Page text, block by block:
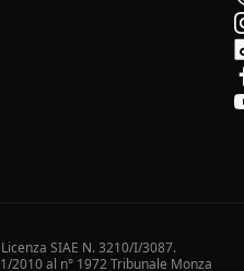
SIAE N. 3210/I/3087.
al n° 1972 Tribunale Monza